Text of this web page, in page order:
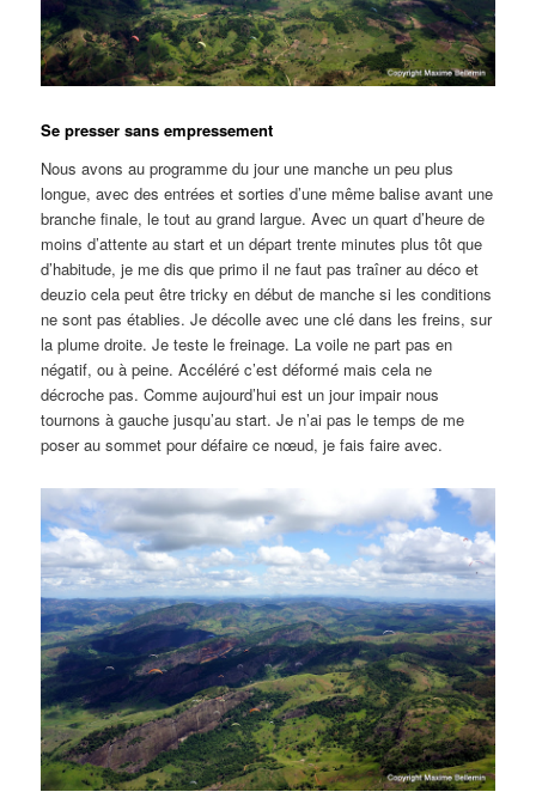
Se presser sans empressement
Nous avons au programme du jour une manche un peu plus
longue, avec des entrées et sorties d’une même balise avant une
branche finale, le tout au grand largue. Avec un quart d’heure de
moins d’attente au start et un départ trente minutes plus tôt que
d’habitude, je me dis que primo il ne faut pas traîner au déco et
deuzio cela peut être tricky en début de manche si les conditions
ne sont pas établies. Je décolle avec une clé dans les freins, sur
la plume droite. Je teste le freinage. La voile ne part pas en
négatif, ou à peine. Accéléré c’est déformé mais cela ne
décroche pas. Comme aujourd’hui est un jour impair nous
tournons à gauche jusqu’au start. Je n’ai pas le temps de me
poser au sommet pour défaire ce nœud, je fais faire avec.